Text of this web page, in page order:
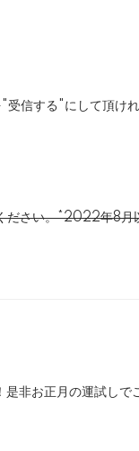
受信する"にして頂け
ださい。*2022年8月
非お正月の運試しで